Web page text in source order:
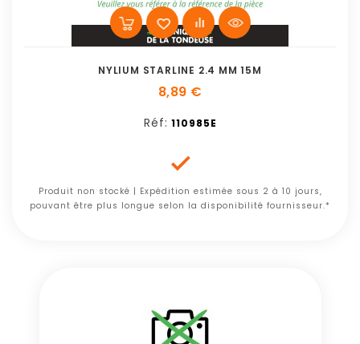
NYLIUM STARLINE 2.4 MM 15M
8,89 €
Réf: 110985E

Produit non stocké | Expédition estimée sous 2 à 10 jours,
pouvant être plus longue selon la disponibilité fournisseur.*